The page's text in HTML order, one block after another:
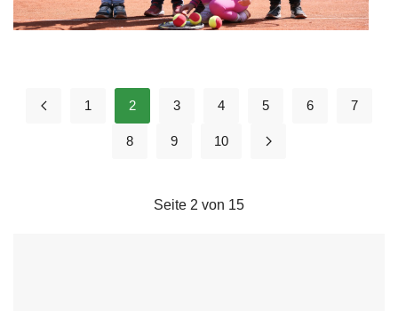
1 2 3 4 5 6 7
8 9 10
Seite 2 von 15